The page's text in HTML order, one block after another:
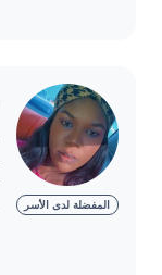
المفضلة لدى الأسر